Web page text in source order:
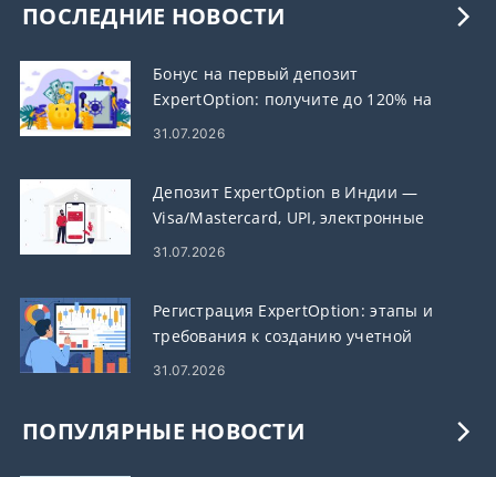
ПОСЛЕДНИЕ НОВОСТИ
Бонус на первый депозит
ExpertOption: получите до 120% на
свой депозит
31.07.2026
Депозит ExpertOption в Индии —
Visa/Mastercard, UPI, электронные
платежи и криптовалюта
31.07.2026
Регистрация ExpertOption: этапы и
требования к созданию учетной
записи
31.07.2026
ПОПУЛЯРНЫЕ НОВОСТИ